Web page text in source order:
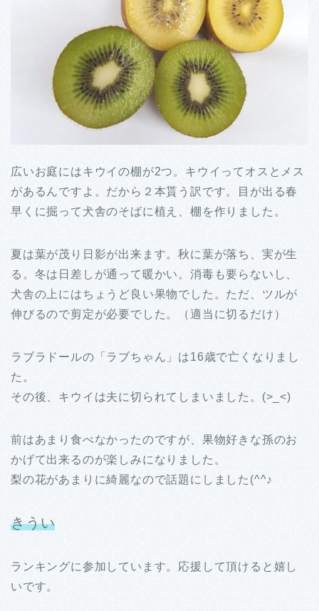
広いお庭にはキウイの棚が2つ。キウイってオスとメス
があるんですよ。だから２本貰う訳です。目が出る春
早くに掘って犬舎のそばに植え、棚を作りました。
夏は葉が茂り日影が出来ます。秋に葉が落ち、実が生
る。冬は日差しが通って暖かい。消毒も要らないし、
犬舎の上にはちょうど良い果物でした。ただ、ツルが
伸びるので剪定が必要でした。（適当に切るだけ）
ラブラドールの「ラブちゃん」は16歳で亡くなりまし
た。
その後、キウイは夫に切られてしまいました。(>_<)
前はあまり食べなかったのですが、果物好きな孫のお
かげて出来るのが楽しみになりました。
梨の花があまりに綺麗なので話題にしました(^^♪
きうい
ランキングに参加しています。応援して頂けると嬉し
いです。